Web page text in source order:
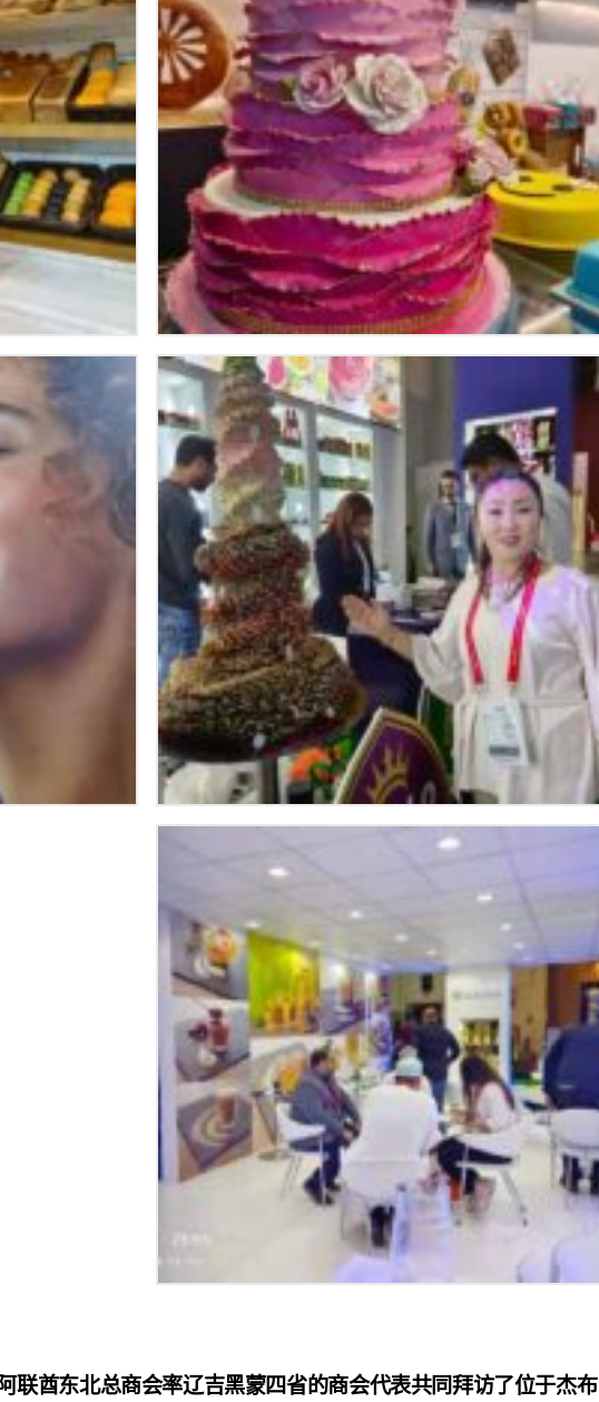
联酋东北总商会率辽吉黑蒙四省的商会代表共同拜访了位于杰布